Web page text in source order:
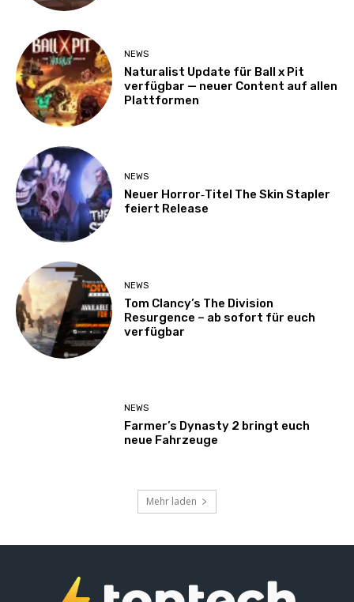
NEWS
Naturalist Update für Ball x Pit
verfügbar — neuer Content auf allen
Plattformen
NEWS
Neuer Horror‑Titel The Skin Stapler
feiert Release
NEWS
Tom Clancy’s The Division
Resurgence – ab sofort für euch
verfügbar
NEWS
Farmer’s Dynasty 2 bringt euch
neue Fahrzeuge
Mehr laden